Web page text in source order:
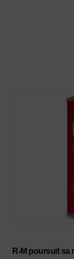
R-M poursuit sa